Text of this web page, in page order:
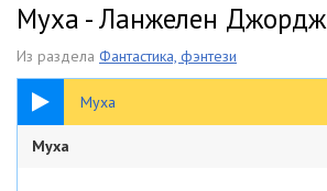
Муха - Ланжелен Джордж
Из раздела Фантастика, фэнтези
Муха
1:07:15
Муха